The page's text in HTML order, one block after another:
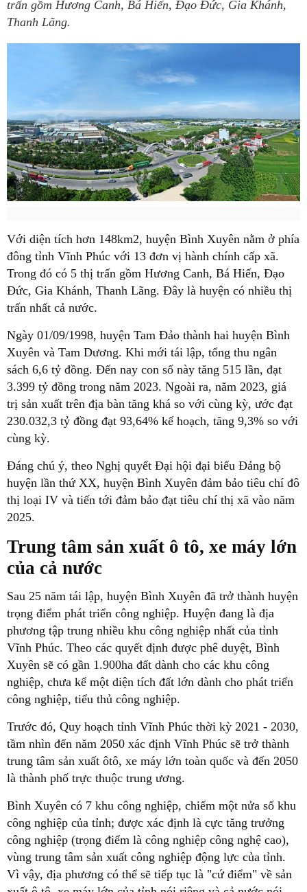
trấn gồm Hương Canh, Bá Hiến, Đạo Đức, Gia Khánh,
Thanh Lãng.
Với diện tích hơn 148km2, huyện Bình Xuyên nằm ở phía
đông tỉnh Vĩnh Phúc với 13 đơn vị hành chính cấp xã.
Trong đó có 5 thị trấn gồm Hương Canh, Bá Hiến, Đạo
Đức, Gia Khánh, Thanh Lãng. Đây là huyện có nhiều thị
trấn nhất cả nước.
Ngày 01/09/1998, huyện Tam Đảo thành hai huyện Bình
Xuyên và Tam Dương. Khi mới tái lập, tổng thu ngân
sách 6,6 tỷ đồng. Đến nay con số này tăng 515 lần, đạt
3.399 tỷ đồng trong năm 2023. Ngoài ra, năm 2023, giá
trị sản xuất trên địa bàn tăng khá so với cùng kỳ, ước đạt
230.032,3 tỷ đồng đạt 93,64% kế hoạch, tăng 9,3% so với
cùng kỳ.
Đáng chú ý, theo Nghị quyết Đại hội đại biểu Đảng bộ
huyện lần thứ XX, huyện Bình Xuyên đảm bảo tiêu chí đô
thị loại IV và tiến tới đảm bảo đạt tiêu chí thị xã vào năm
2025.
Trung tâm sản xuất ô tô, xe máy lớn
của cả nước
Sau 25 năm tái lập, huyện Bình Xuyên đã trở thành huyện
trọng điểm phát triển công nghiệp. Huyện đang là địa
phương tập trung nhiều khu công nghiệp nhất của tỉnh
Vĩnh Phúc. Theo các quyết định được phê duyệt, Bình
Xuyên sẽ có gần 1.900ha đất dành cho các khu công
nghiệp, chưa kể một diện tích đất lớn dành cho phát triển
công nghiệp, tiểu thủ công nghiệp.
Trước đó, Quy hoạch tỉnh Vĩnh Phúc thời kỳ 2021 - 2030,
tầm nhìn đến năm 2050 xác định Vĩnh Phúc sẽ trở thành
trung tâm sản xuất ôtô, xe máy lớn toàn quốc và đến 2050
là thành phố trực thuộc trung ương.
Bình Xuyên có 7 khu công nghiệp, chiếm một nửa số khu
công nghiệp của tỉnh; được xác định là cực tăng trưởng
công nghiệp (trọng điểm là công nghiệp công nghệ cao),
vùng trung tâm sản xuất công nghiệp động lực của tỉnh.
Vì vậy, địa phương có thể sẽ tiếp tục là "cứ điểm" về sản